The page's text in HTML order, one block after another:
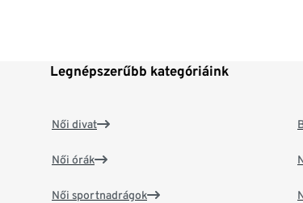
Legnépszerűbb kategóriáink
Női divat
Női órák
Női sportnadrágok